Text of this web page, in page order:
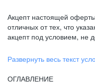
Акцепт настоящей
отличных от тех, что
акцепт под условием, не
Развернуть весь текст
ОГЛАВЛЕНИЕ